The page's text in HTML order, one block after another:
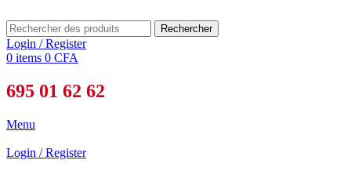
Rechercher
Login / Register
0 items 0 CFA
695 01 62 62
Menu
Login / Register